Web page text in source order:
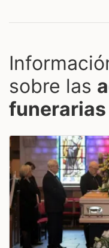
sobre las
funerarias